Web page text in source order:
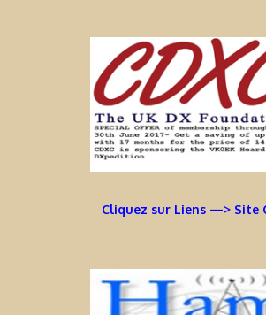
Cliquez sur Liens —> Site